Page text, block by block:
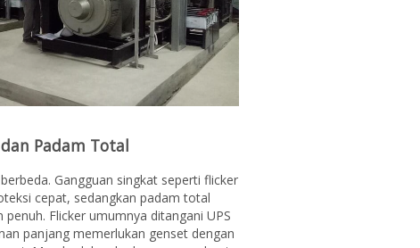
Padam Total
Gangguan singkat seperti flicker
cepat, sedangkan padam total
Flicker umumnya ditangani UPS
panjang memerlukan genset dengan